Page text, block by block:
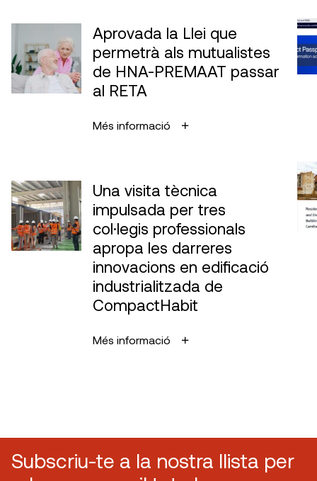
Aprovada la Llei que
permetrà als mutualistes
de HNA-PREMAAT passar
al RETA
Més informació
Una visita tècnica
impulsada per tres
col·legis professionals
apropa les darreres
innovacions en edificació
industrialitzada de
CompactHabit
Més informació
Subscriu-te a la nostra llista per